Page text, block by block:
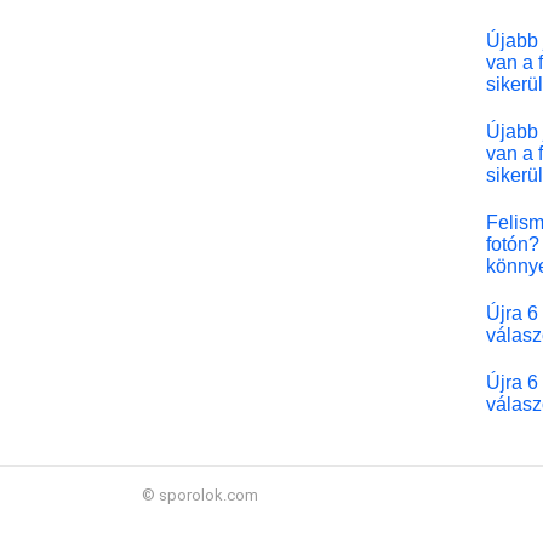
Újabb
van a
Újabb
van a
Újra 6
Újra 6
© sporolok.com